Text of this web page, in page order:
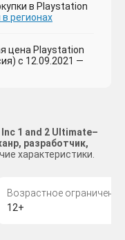
в Playstation
регионах
цена Playstation
с 12.09.2021 —
1 and 2 Ultimate–
разработчик,
характеристики.
Возрастное ограничение
12+